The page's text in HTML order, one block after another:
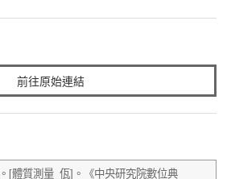
前往原始連結